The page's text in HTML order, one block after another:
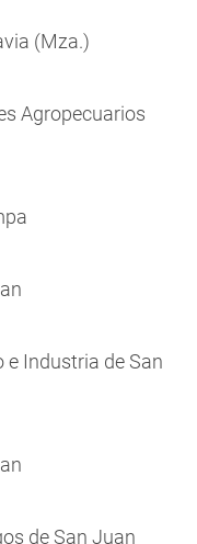
(Mza.)
Agropecuarios
e Industria de San
de San Juan